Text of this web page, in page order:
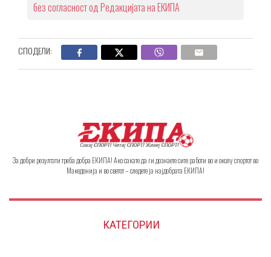
без согласност од Редакцијата на ЕКИПА
СПОДЕЛИ:
За добри резултати треба добра ЕКИПА! Ако сакате да ги дознаете сите работи во и околу спортот во
Македонија и во светот – следете ја најдобрата ЕКИПА!
КАТЕГОРИИ